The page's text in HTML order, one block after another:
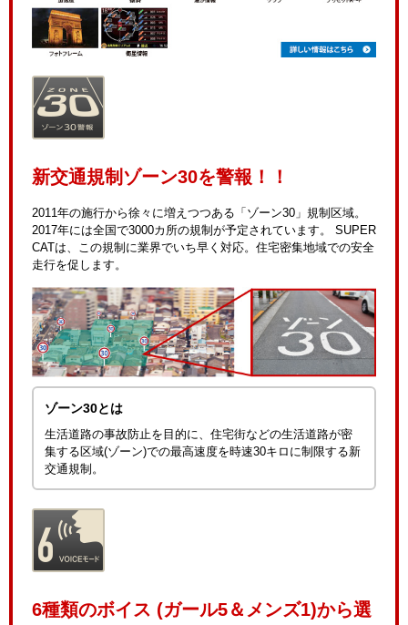
新交通規制ゾーン30を警報！！
2011年の施行から徐々に増えつつある「ゾーン30」規制区域。
2017年には全国で3000カ所の規制が予定されています。 SUPER
CATは、この規制に業界でいち早く対応。住宅密集地域での安全
走行を促します。
ゾーン30とは
生活道路の事故防止を目的に、住宅街などの生活道路が密
集する区域(ゾーン)での最高速度を時速30キロに制限する新
交通規制。
6種類のボイス (ガール5＆メンズ1)から選